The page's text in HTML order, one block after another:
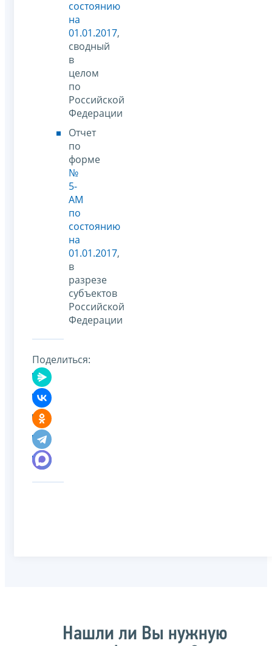
состоянию
на
01.01.2017,
сводный
в
целом
по
Российской
Федерации
Отчет
по
форме
№
5-
АМ
по
состоянию
на
01.01.2017,
в
разрезе
субъектов
Российской
Федерации
Поделиться:
Нашли ли Вы нужную